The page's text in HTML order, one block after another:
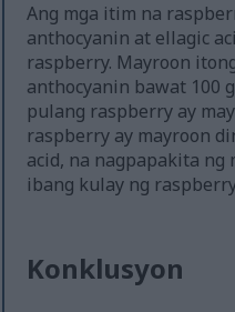
Ang mga itim na
anthocyanin at ellagic
raspberry. Mayroon
anthocyanin bawat 100
pulang raspberry ay
raspberry ay mayroon
acid, na nagpapakita
ibang kulay ng
Konklusyon